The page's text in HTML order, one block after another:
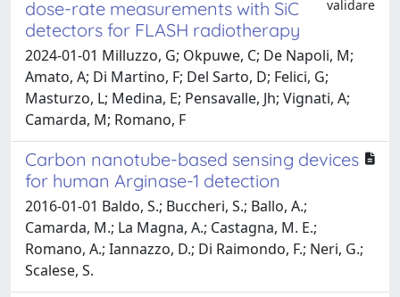
dose-rate measurements with SiC
detectors for FLASH radiotherapy
validare
2024-01-01 Milluzzo, G; Okpuwe, C; De Napoli, M;
Amato, A; Di Martino, F; Del Sarto, D; Felici, G;
Masturzo, L; Medina, E; Pensavalle, Jh; Vignati, A;
Camarda, M; Romano, F
Carbon nanotube-based sensing devices
for human Arginase-1 detection
2016-01-01 Baldo, S.; Buccheri, S.; Ballo, A.;
Camarda, M.; La Magna, A.; Castagna, M. E.;
Romano, A.; Iannazzo, D.; Di Raimondo, F.; Neri, G.;
Scalese, S.